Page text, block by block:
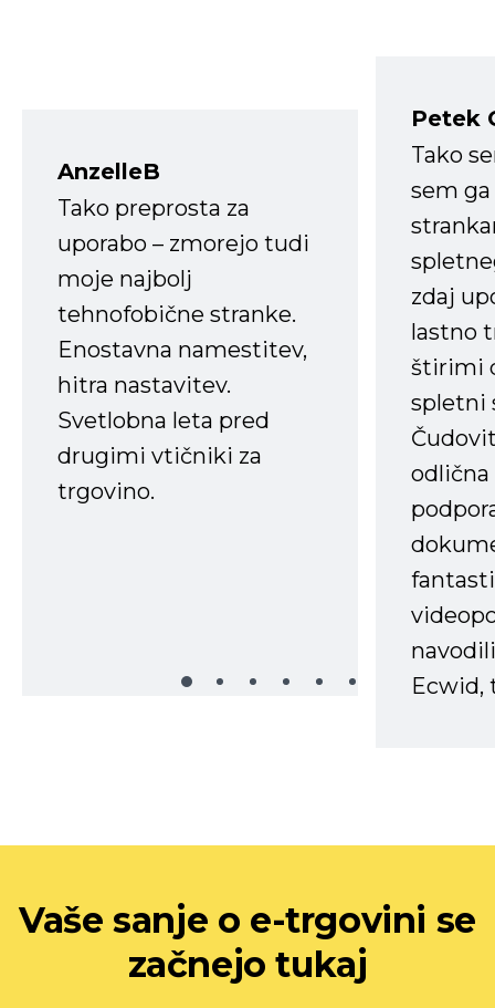
AnzelleB
Tako preprosta za
uporabo – zmorejo tudi
moje najbolj
tehnofobične stranke.
Enostavna namestitev,
hitra nastavitev.
Svetlobna leta pred
drugimi vtičniki za
trgovino.
Petek
Tako
sem
zdaj
lastno
štirimi
spletni
Ecwid,
Vaše sanje o e-trgovini se
začnejo tukaj